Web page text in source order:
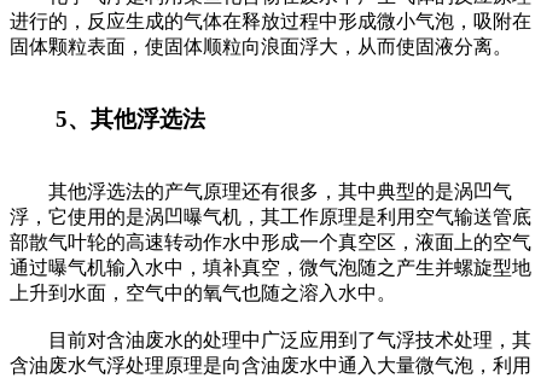
进行的，反应生成的气体在释放过程中形成微小气泡，吸附在
固体颗粒表面，使固体顺粒向浪面浮大，从而使固液分离。
5、其他浮选法
其他浮选法的产气原理还有很多，其中典型的是涡凹气
浮，它使用的是涡凹曝气机，其工作原理是利用空气输送管底
部散气叶轮的高速转动作水中形成一个真空区，液面上的空气
通过曝气机输入水中，填补真空，微气泡随之产生并螺旋型地
上升到水面，空气中的氧气也随之溶入水中。
目前对含油废水的处理中广泛应用到了气浮技术处理，其
含油废水气浮处理原理是向含油废水中通入大量微气泡，利用